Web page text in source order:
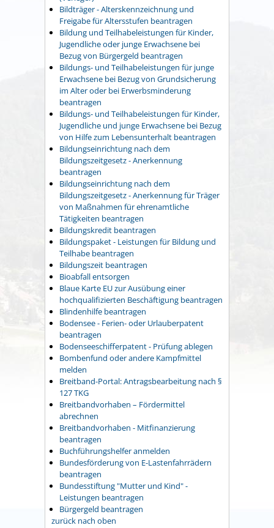
Bildträger - Alterskennzeichnung und
Freigabe für Altersstufen beantragen
Bildung und Teilhabeleistungen für Kinder,
Jugendliche oder junge Erwachsene bei
Bezug von Bürgergeld beantragen
Bildungs- und Teilhabeleistungen für junge
Erwachsene bei Bezug von Grundsicherung
im Alter oder bei Erwerbsminderung
beantragen
Bildungs- und Teilhabeleistungen für Kinder,
Jugendliche und junge Erwachsene bei Bezug
von Hilfe zum Lebensunterhalt beantragen
Bildungseinrichtung nach dem
Bildungszeitgesetz - Anerkennung
beantragen
Bildungseinrichtung nach dem
Bildungszeitgesetz - Anerkennung für Träger
von Maßnahmen für ehrenamtliche
Tätigkeiten beantragen
Bildungskredit beantragen
Bildungspaket - Leistungen für Bildung und
Teilhabe beantragen
Bildungszeit beantragen
Bioabfall entsorgen
Blaue Karte EU zur Ausübung einer
hochqualifizierten Beschäftigung beantragen
Blindenhilfe beantragen
Bodensee - Ferien- oder Urlauberpatent
beantragen
Bodenseeschifferpatent - Prüfung ablegen
Bombenfund oder andere Kampfmittel
melden
Breitband-Portal: Antragsbearbeitung nach §
127 TKG
Breitbandvorhaben – Fördermittel
abrechnen
Breitbandvorhaben - Mitfinanzierung
beantragen
Buchführungshelfer anmelden
Bundesförderung von E-Lastenfahrrädern
beantragen
Bundesstiftung "Mutter und Kind" -
Leistungen beantragen
Bürgergeld beantragen
zurück nach oben